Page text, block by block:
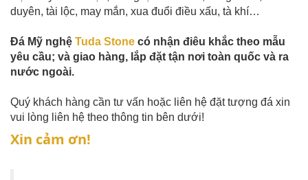
duyên, tài lộc, may mắn, xua đuổi điều xấu, tà khí…
Đá Mỹ nghệ Tuda Stone có nhận điêu khắc theo mẫu
yêu cầu; và giao hàng, lắp đặt tận nơi toàn quốc và ra
nước ngoài.
Quý khách hàng cần tư vấn hoặc liên hệ đặt tượng đá xin
vui lòng liên hệ theo thông tin bên dưới!
Xin cảm ơn!